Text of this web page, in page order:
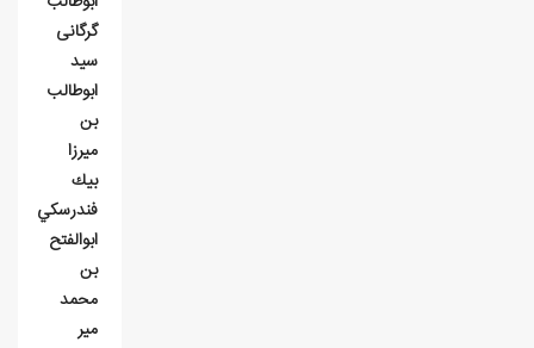
گرگانی
سيد
ابوطالب
بن
ميرزا
بيك
فندرسكي
ابوالفتح
بن
محمد
مير